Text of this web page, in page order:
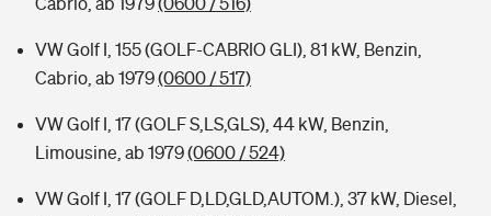
VW Golf I, 155 (GOLF-CABRIO GLI), 81 kW, Benzin,
Cabrio, ab 1979(0600 / 517)
VW Golf I, 17 (GOLF S,LS,GLS), 44 kW, Benzin,
Limousine, ab 1979(0600 / 524)
VW Golf I, 17 (GOLF D,LD,GLD,AUTOM.), 37 kW, Diesel,